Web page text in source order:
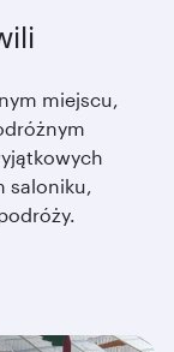
miejscu,
saloniku,